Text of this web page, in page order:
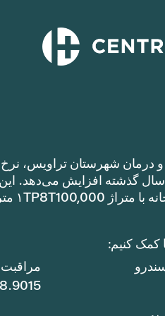
و درمان شهرستان تراویس،
کمک کنیم: